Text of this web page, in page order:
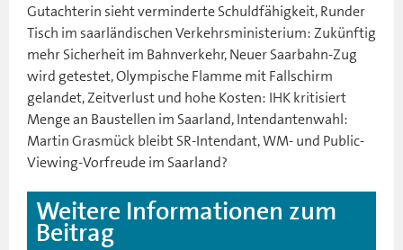
Gutachterin sieht verminderte Schuldfähigkeit, Runder
Tisch im saarländischen Verkehrsministerium: Zukünftig
mehr Sicherheit im Bahnverkehr, Neuer Saarbahn-Zug
wird getestet, Olympische Flamme mit Fallschirm
gelandet, Zeitverlust und hohe Kosten: IHK kritisiert
Menge an Baustellen im Saarland, Intendantenwahl:
Martin Grasmück bleibt SR-Intendant, WM- und Public-
Viewing-Vorfreude im Saarland?
Weitere Informationen zum
Beitrag